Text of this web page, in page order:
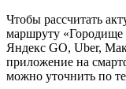
Чтобы рассчитать
маршруту «Городище
Яндекс GO, Uber,
приложение на
можно уточнить по